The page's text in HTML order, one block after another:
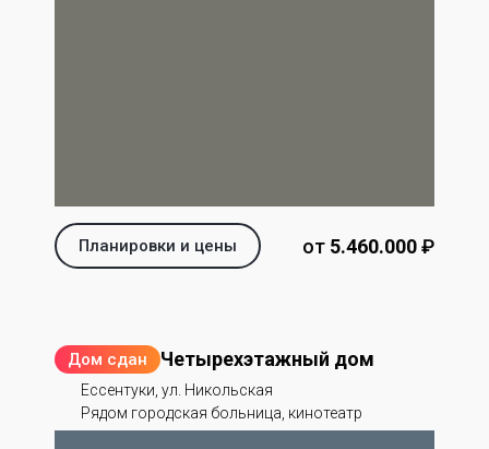
Планировки и цены от 5.460.000‬ ₽
Дом сдан Четырехэтажный дом
Ессентуки, ул. Никольская
Рядом городская больница, кинотеатр